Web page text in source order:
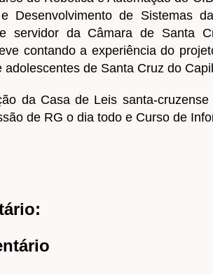
Desenvolvimento de Sistemas
servidor da Câmara de Santa
contando a experiência do
de Santa Cruz do
da Casa de Leis santa-
de RG o dia todo e Curso de
A